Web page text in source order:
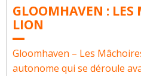
GLOOMHAVEN : LES
LION
Gloomhaven – Les
autonome qui se déroule